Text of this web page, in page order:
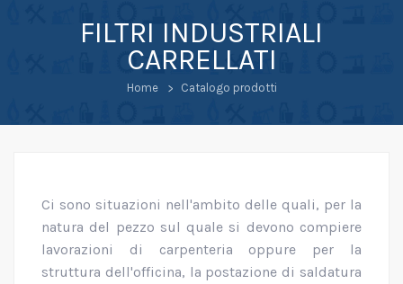
FILTRI INDUSTRIALI
CARRELLATI
Home Catalogo prodotti
Ci sono situazioni nell'ambito delle quali, per la
natura del pezzo sul quale si devono compiere
lavorazioni di carpenteria oppure per la
struttura dell'officina, la postazione di saldatura